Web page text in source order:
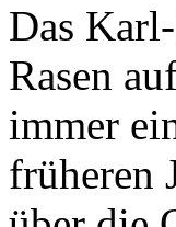
Das
Rasen
immer
früheren